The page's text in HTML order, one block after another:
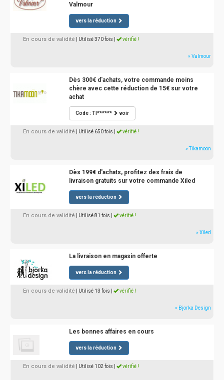
Valmour
vers la réduction
En cours de validité | Utilisé 370 fois vérifié !
» Valmour
Dès 300€ d'achats, votre commande moins
chère avec cette réduction de 15€ sur votre
achat
Code : TI****** voir
En cours de validité | Utilisé 650 fois vérifié !
» Tikamoon
Dès 199€ d'achats, profitez des frais de
livraison gratuits sur votre commande Xiled
vers la réduction
En cours de validité | Utilisé 81 fois vérifié !
» Xiled
La livraison en magasin offerte
vers la réduction
En cours de validité | Utilisé 13 fois vérifié !
» Bjorka Design
Les bonnes affaires en cours
vers la réduction
En cours de validité | Utilisé 102 fois vérifié !